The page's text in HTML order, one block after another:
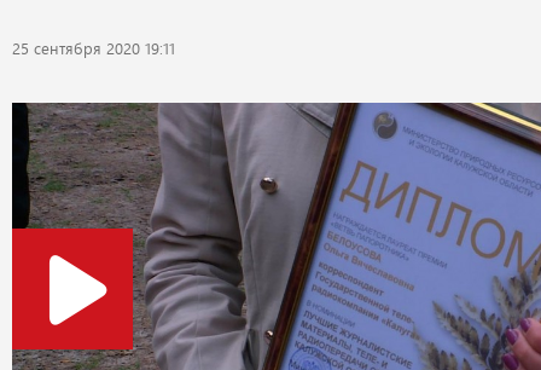
25 сентября 2020 19:11